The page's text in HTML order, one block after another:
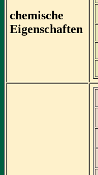
chemische
Eigenschaften